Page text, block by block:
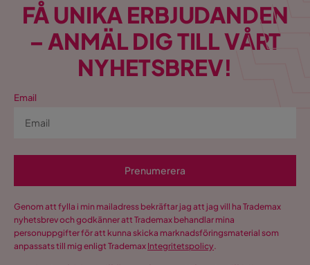
FÅ UNIKA ERBJUDANDEN
– ANMÄL DIG TILL VÅRT
NYHETSBREV!
Email
Prenumerera
Genom att fylla i min mailadress bekräftar jag att jag vill ha Trademax
nyhetsbrev och godkänner att Trademax behandlar mina
personuppgifter för att kunna skicka marknadsföringsmaterial som
anpassats till mig enligt Trademax Integritetspolicy.